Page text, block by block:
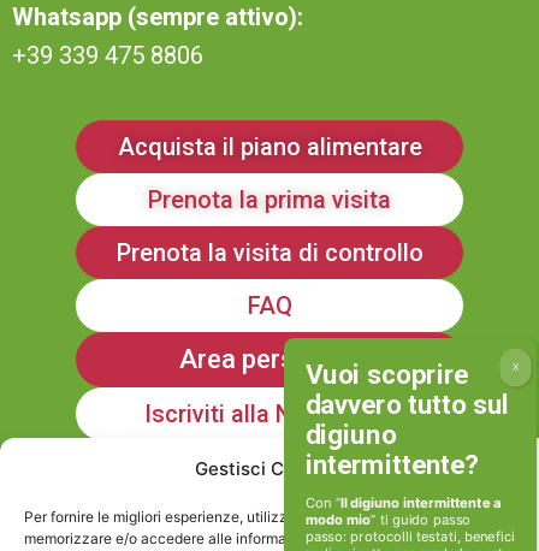
Gestisci Consenso
Per fornire le migliori esperienze, utilizziamo tecnologie come i cookie per
memorizzare e/o accedere alle informazioni del dispositivo. Il consenso a
Whatsapp (sempre attivo):
+39 339 475 8806
Acquista il piano alimentare
Prenota la prima visita
Prenota la visita di controllo
FAQ
Area personale
Iscriviti alla Newsletter
Informativa sulla Privacy Con “Il digiuno intermittente a
modo mio” ti guido passo
passo: protocolli testati, benefici